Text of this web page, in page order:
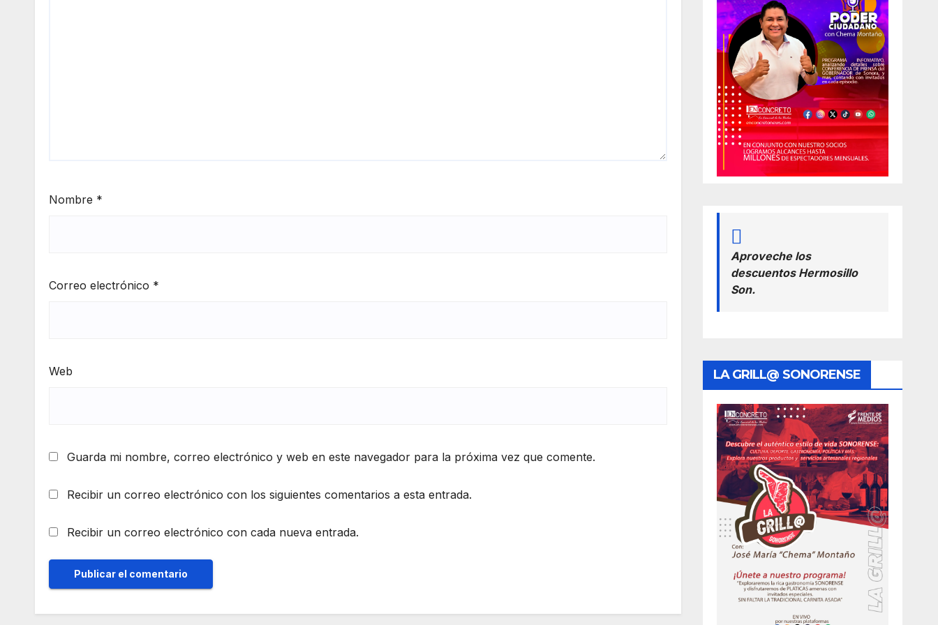
Nombre *
Correo electrónico *
Web
Guarda mi nombre, correo electrónico y web en este navegador para la próxima vez que comente.
Recibir un correo electrónico con los siguientes comentarios a esta entrada.
Recibir un correo electrónico con cada nueva entrada.
Aproveche los
descuentos Hermosillo
Son.
LA GRILL@ SONORENSE